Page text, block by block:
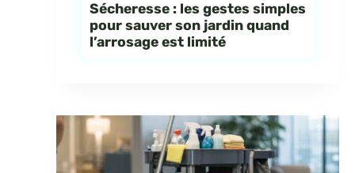
Sécheresse : les gestes simples
pour sauver son jardin quand
l’arrosage est limité